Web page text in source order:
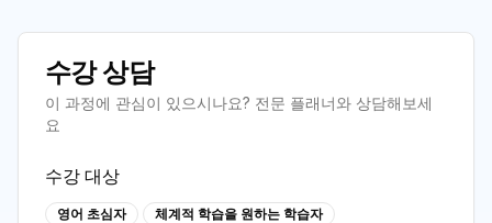
수강 상담
이 과정에 관심이 있으시나요? 전문 플래너와 상담해보세
요
수강 대상
영어 초심자
체계적 학습을 원하는 학습자